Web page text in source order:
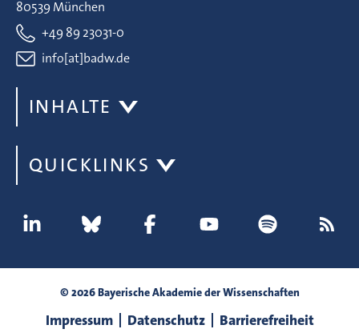
80539 München
+49 89 23031-0
info[at]badw.de
INHALTE
QUICKLINKS
© 2026 Bayerische Akademie der Wissenschaften
Impressum Datenschutz Barrierefreiheit